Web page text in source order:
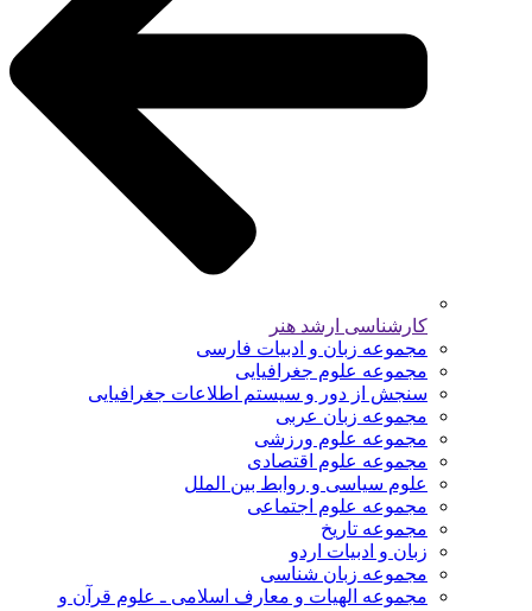
کارشناسی ارشد هنر
مجموعه زبان و ادبیات فارسی
مجموعه علوم جغرافیایی
سنجش از دور و سیستم اطلاعات جغرافیایی
مجموعه زبان عربی
مجموعه علوم ورزشی
مجموعه علوم اقتصادی
علوم سیاسی و روابط بین الملل
مجموعه علوم اجتماعی
مجموعه تاریخ
زبان و ادبیات اردو
مجموعه زبان شناسی
مجموعه الهیات و معارف اسلامی ـ علوم قرآن و